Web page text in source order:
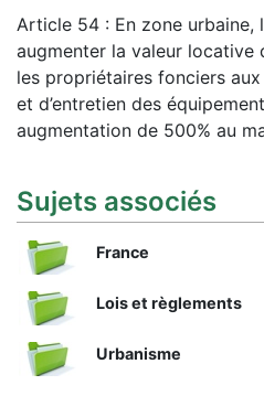
Article 54 : En zone urbaine,
augmenter la valeur locative
les propriétaires fonciers
et d’entretien des
augmentation de 500% au
Sujets associés
France
Lois et règlements
Urbanisme